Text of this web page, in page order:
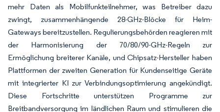
mehr Daten als Mobilfunkteilnehmer, was Betreiber dazu
zwingt, zusammenhängende 28-GHz-Blöcke für Heim-
Gateways bereitzustellen. Regulierungsbehörden reagieren mit
der Harmonisierung der 70/80/90-GHz-Regeln zur
Ermöglichung breiterer Kanäle, und Chipsatz-Hersteller haben
Plattformen der zweiten Generation für Kundenseitige Geräte
mit integrierter KI zur Verbindungsoptimierung angekündigt.
Diese Fortschritte unterstützen Programme zur
Breitbandversorgung im ländlichen Raum und stimulieren die